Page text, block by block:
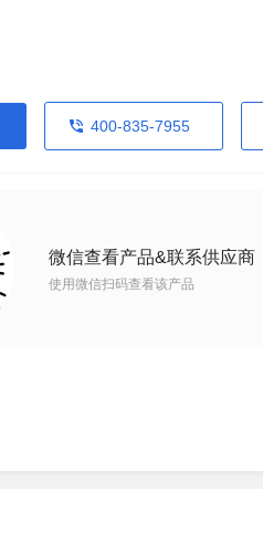
400-835-7955
微信查看产品&联系供应商
使用微信扫码查看该产品